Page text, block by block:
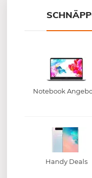
Notebook
Handy Deals